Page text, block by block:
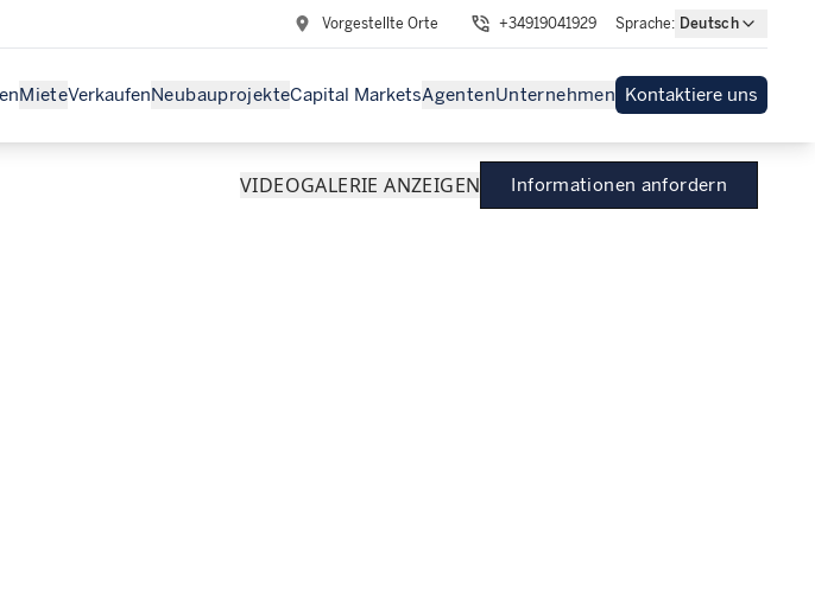
Vorgestellte Orte +34919041929 Sprache: Deutsch
MieteVerkaufenNeubauprojekteCapital MarketsAgentenUnternehmen Kontaktiere uns
VIDEOGALERIE ANZEIGEN Informationen anfordern